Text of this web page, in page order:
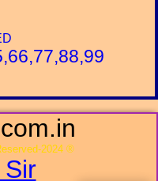
2024 ®